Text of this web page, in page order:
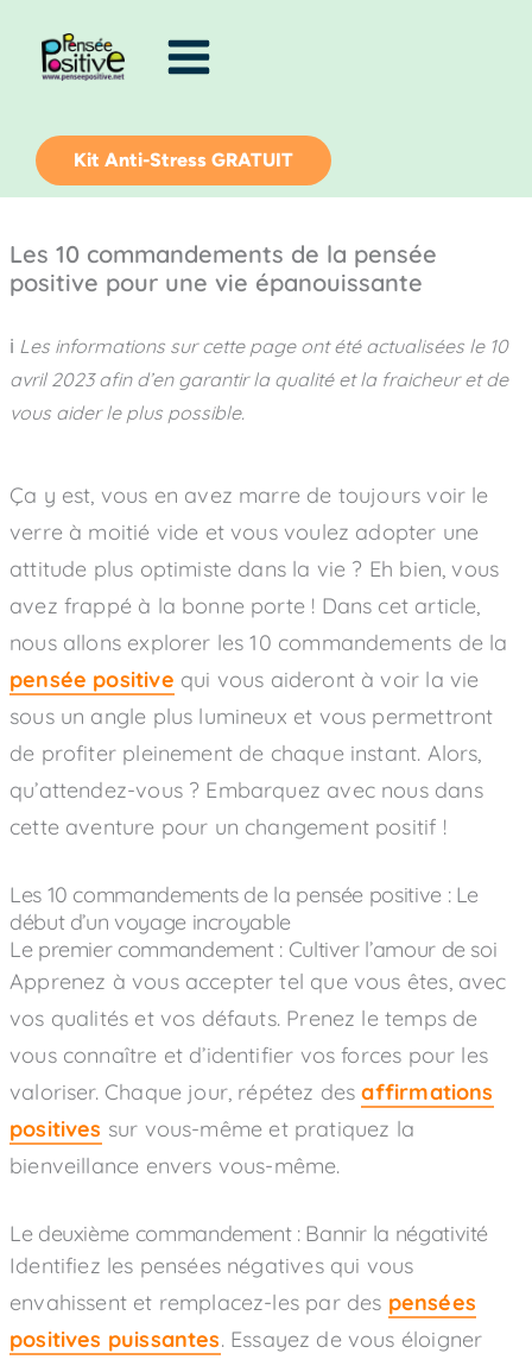
contenu
Kit Anti-Stress GRATUIT
Les 10 commandements de la pensée
positive pour une vie épanouissante
ℹ️ Les informations sur cette page ont été actualisées le 10
avril 2023afin d’en garantir la qualité et la fraicheur et de
vous aider le plus possible.
Ça y est, vous en avez marre de toujours voir le
verre à moitié vide et vous voulez adopter une
attitude plus optimiste dans la vie ? Eh bien, vous
avez frappé à la bonne porte ! Dans cet article,
nous allons explorer les 10 commandements de la
pensée positive qui vous aideront à voir la vie
sous un angle plus lumineux et vous permettront
de profiter pleinement de chaque instant. Alors,
qu’attendez-vous ? Embarquez avec nous dans
cette aventure pour un changement positif !
Les 10 commandements de la pensée positive : Le
début d’un voyage incroyable
Le premier commandement : Cultiver l’amour de soi
Apprenez à vous accepter tel que vous êtes, avec
vos qualités et vos défauts. Prenez le temps de
vous connaître et d’identifier vos forces pour les
valoriser. Chaque jour, répétez desaffirmations
positives sur vous-même et pratiquez la
bienveillance envers vous-même.
Le deuxième commandement : Bannir la négativité
Identifiez les pensées négatives qui vous
envahissent et remplacez-les par des pensées
positives puissantes. Essayez de vous éloigner